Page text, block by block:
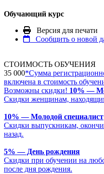
Обучающий курс
Версия для печати
Сообщить о новой
СТОИМОСТЬ ОБУЧЕНИЯ
35 000*Сумма
включена в стоимость
Возможны скидки! 10% —
Скидки женщинам,
10% — Молодой специалист
Скидки выпускникам,
назад.
5% — День рождения
Скидки при обучении на
после дня рождения.